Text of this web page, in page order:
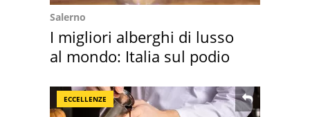
Salerno
I migliori alberghi di lusso
al mondo: Italia sul podio
ECCELLENZE